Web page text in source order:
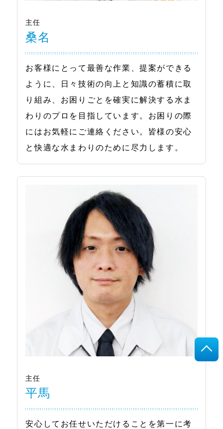
主任
桑名
お客様にとって最善な作業、提案ができる
ように、日々技術の向上と知識の蓄積に取
り組み、お困りごとを確実に解決する水ま
わりのプロを目指しています。お困りの際
にはお気軽にご連絡ください。皆様の安心
と快適な水まわりのために尽力します。
主任
平馬
安心してお任せいただけることを第一に考